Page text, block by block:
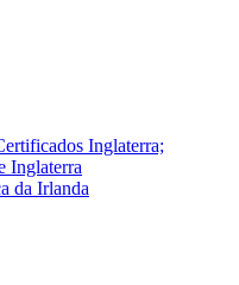
Inglaterra;
Inglaterra
da Irlanda